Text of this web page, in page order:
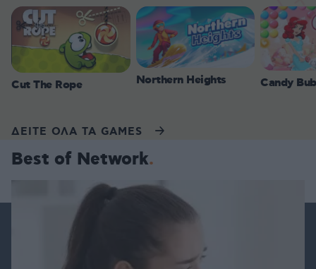
Cut The Rope Northern Heights Candy
ΔΕΙΤΕ ΟΛΑ ΤΑ GAMES
Best of Network